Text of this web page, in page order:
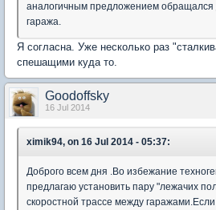
аналогичным предложением обращался
гаража.
Я согласна. Уже несколько раз
спешащими куда то.
Goodoffsky
16 Jul 2014
ximik94, on 16 Jul 2014 - 05:37:
Доброго всем дня .Во избежание
предлагаю установить пару "лежачих
скоростной трассе между